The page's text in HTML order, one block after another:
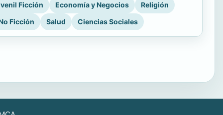
Ficción Economía y Negocios
Religión
Ficción
Salud Ciencias Sociales